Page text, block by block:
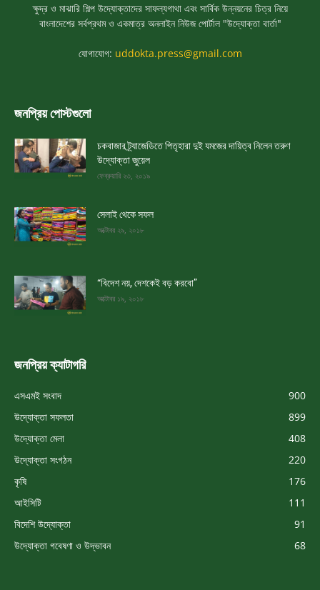
ক্ষুদ্র ও মাঝারি শিল্প উদ্যোক্তাদের সাফল্যগাথা এবং সার্বিক উন্নয়নের চিত্র নিয়ে
বাংলাদেশের সর্বপ্রথম ও একমাত্র অনলাইন নিউজ পোর্টাল "উদ্যোক্তা বার্তা"
যোগাযোগ: uddokta.press@gmail.com
জনপ্রিয় পোস্টগুলো
চকবাজার ট্র্যাজেডিতে পিতৃহারা দুই যমজের দায়িত্ব নিলেন তরুণ
উদ্যোক্তা জুয়েল
ফেব্রুয়ারি ২৩, ২০১৯
সেলাই থেকে সফল
অক্টোবর ২৯, ২০১৮
“বিদেশ নয়, দেশকেই বড় করবো”
অক্টোবর ১৯, ২০১৮
জনপ্রিয় ক্যাটাগরি
এসএমই সংবাদ
900
উদ্যোক্তা সফলতা
899
উদ্যোক্তা মেলা
408
উদ্যোক্তা সংগঠন
220
কৃষি
176
আইসিটি
111
বিদেশি উদ্যোক্তা
91
উদ্যোক্তা গবেষণা ও উদ্ভাবন
68